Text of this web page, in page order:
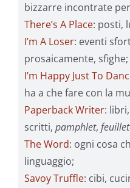
bizzarre incontrate
There’s A Place: posti,
I’m A Loser: eventi
prosaicamente, sfighe;
I’m Happy Just To
ha a che fare con la
Paperback Writer: libri,
scritti, pamphlet,
The Word: ogni cosa
linguaggio;
Savoy Truffle: cibi,